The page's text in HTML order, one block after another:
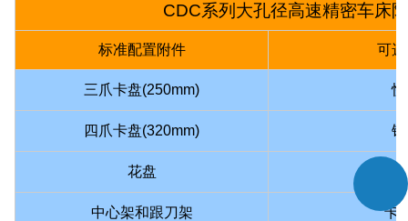
CDC系列大孔径高速精密车床
标准配置附件 可
三爪卡盘(250mm)
四爪卡盘(320mm)
花盘 丝
中心架和跟刀架 卡